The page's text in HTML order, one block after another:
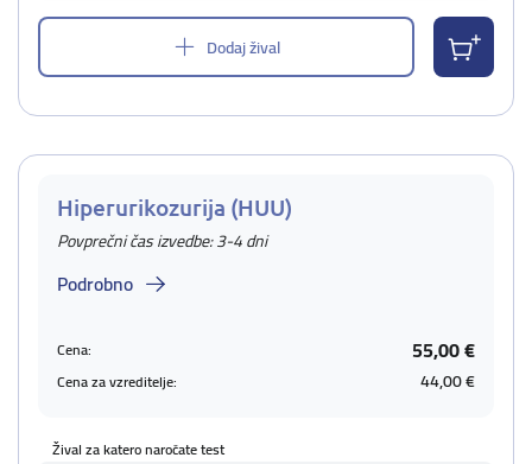
Dodaj žival
Hiperurikozurija (HUU)
Povprečni čas izvedbe: 3-4 dni
Podrobno
Cena: 55,00 €
Cena za vzreditelje: 44,00 €
Žival za katero naročate test